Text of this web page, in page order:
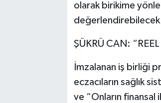
olarak birikime
ŞÜKRÜ CAN:
İmzalanan iş birliği
eczacıların sağlık
ve “Onların